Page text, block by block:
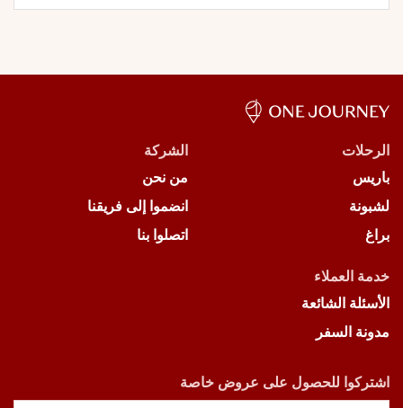
الرحلات
باريس
لشبونة
براغ
الشركة
من نحن
انضموا إلى فريقنا
اتصلوا بنا
خدمة العملاء
الأسئلة الشائعة
مدونة السفر
اشتركوا للحصول على عروض خاصة